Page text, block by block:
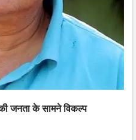
जनता के सामने विकल्प